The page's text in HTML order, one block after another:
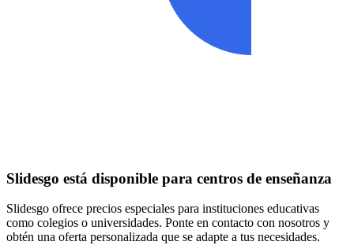
Slidesgo está disponible para centros de enseñanza
Slidesgo ofrece precios especiales para instituciones educativas
como colegios o universidades. Ponte en contacto con nosotros y
obtén una oferta personalizada que se adapte a tus necesidades.